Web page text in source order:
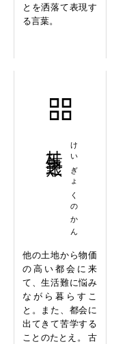
とを洒落て表現す
る言葉。
けいぎょくのかん
他の土地から物価
の高い都会に来
て、生活難に悩み
ながら暮らすこ
と。また、都会に
出てきて苦学する
ことのたとえ。 古